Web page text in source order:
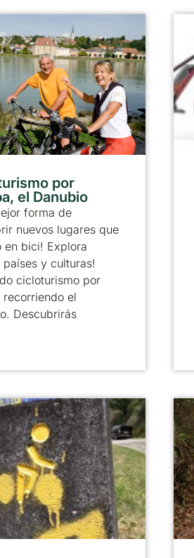
por
el Danubio
forma de
nuevos lugares que
en bici! Explora
países y culturas!
cicloturismo por
recorriendo el
Descubrirás